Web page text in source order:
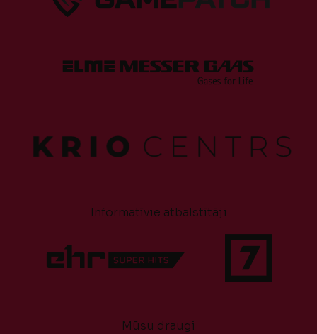
Informatīvie atbalstītāji
Mūsu draugi